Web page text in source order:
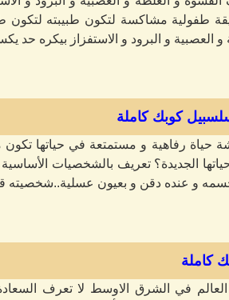
طفولية مشاكسة لتكون طبيبته
و العصبية و البرود و الاستفزاز بيكره حد
كوبك كاملة
حياة رفاهية و مستمتعة في حياتها
و عنده دقن و بعيون عسلية..شخصيته
كاملة
في الشرق الاوسط لا تعرف